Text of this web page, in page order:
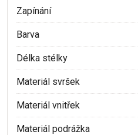
Zapínání
Barva
Délka stélky
Materiál svršek
Materiál vnitřek
Materiál podrážka